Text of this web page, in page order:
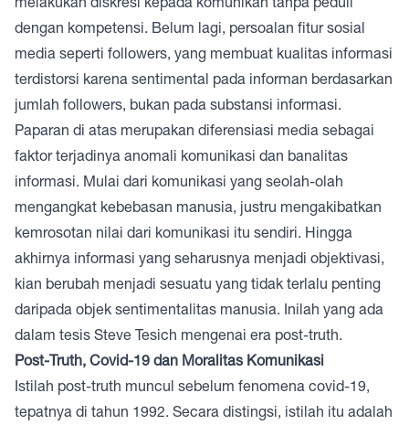
dengan kompetensi. Belum lagi, persoalan fitur sosial
media seperti followers, yang membuat kualitas informasi
terdistorsi karena sentimental pada informan berdasarkan
jumlah followers, bukan pada substansi informasi.
Paparan di atas merupakan diferensiasi media sebagai
faktor terjadinya anomali komunikasi dan banalitas
informasi. Mulai dari komunikasi yang seolah-olah
mengangkat kebebasan manusia, justru mengakibatkan
kemrosotan nilai dari komunikasi itu sendiri. Hingga
akhirnya informasi yang seharusnya menjadi objektivasi,
kian berubah menjadi sesuatu yang tidak terlalu penting
daripada objek sentimentalitas manusia. Inilah yang ada
dalam tesis Steve Tesich mengenai era post-truth.
Post-Truth, Covid-19 dan Moralitas Komunikasi
Istilah post-truth muncul sebelum fenomena covid-19,
tepatnya di tahun 1992. Secara distingsi, istilah itu adalah